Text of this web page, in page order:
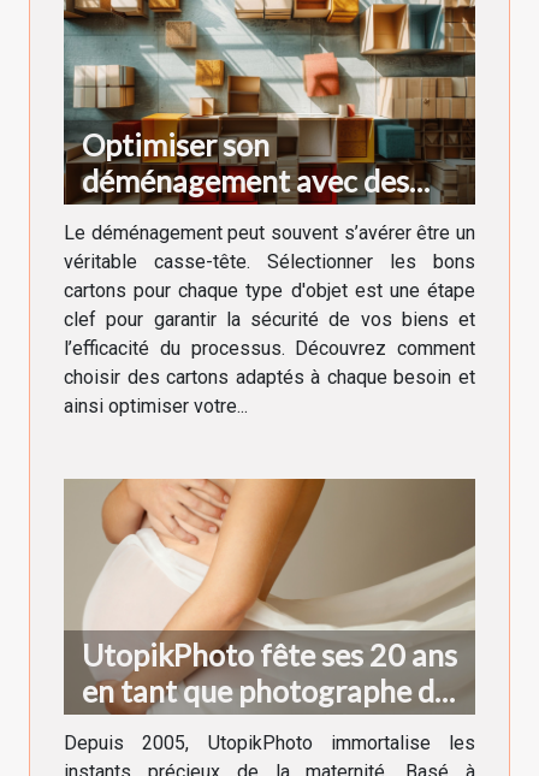
Optimiser son
déménagement avec des
cartons adaptés à chaque
besoin
Le déménagement peut souvent s’avérer être un
véritable casse-tête. Sélectionner les bons
cartons pour chaque type d'objet est une étape
clef pour garantir la sécurité de vos biens et
l’efficacité du processus. Découvrez comment
choisir des cartons adaptés à chaque besoin et
ainsi optimiser votre...
UtopikPhoto fête ses 20 ans
en tant que photographe de
grossesse à Grenoble !
Depuis 2005, UtopikPhoto immortalise les